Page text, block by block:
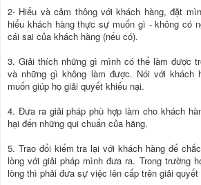
2- Hiểu và cảm thông với khách hàng, đặt
hiểu khách hàng thực sự muốn gì - không có
cái sai của khách hàng (nếu có).
3. Giải thích những gì mình có thể làm được
và những gì không làm được. Nói với khách
muốn giúp họ giải quyết khiếu nại.
4. Đưa ra giải pháp phù hợp làm cho khách
hại đến những qui chuẩn của hãng.
5. Trao đổi kiểm tra lại với khách hàng để
lòng với giải pháp mình đưa ra. Trong trường
lòng thì phải đưa sự việc lên cấp trên giải quyết